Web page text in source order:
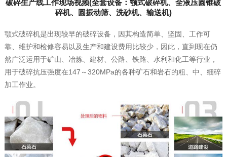
破碎生产线工作现场视频(全套设备：颚式破碎机、全液压圆锥破
碎机、圆振动筛、洗砂机、输送机)
颚式破碎机是出现较早的破碎设备，因其构造简单、坚固、工作可
靠、维护和检修容易以及生产和建设费用比较少，因此，直到现在仍
然广泛运用于矿山、冶炼、建材、公路、铁路、水利和化工等行业，
用于破碎抗压强度在147～320MPa的各种矿石和岩石的粗、中、细碎
加工作业。